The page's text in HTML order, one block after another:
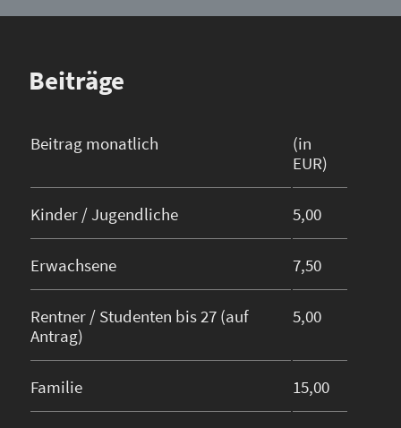
Beiträge
Beitrag monatlich
(in
EUR)
Kinder / Jugendliche 5,00
Erwachsene 7,50
Rentner / Studenten bis 27 (auf
Antrag)
5,00
Familie 15,00